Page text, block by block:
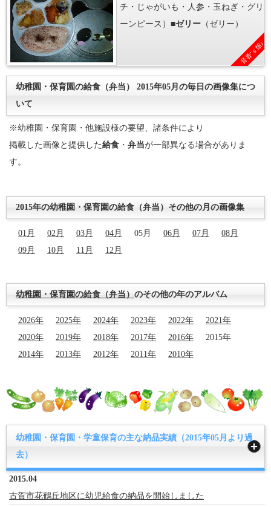
チ・じゃがいも・人参・玉ねぎ・グリ
ーンピース）■ゼリー （ゼリー）
音香’ｓ畑♪
幼稚園・保育園の給食（弁当） 2015年05月の毎日の画像集につ
いて
※幼稚園・保育園・他施設様の要望、諸条件により
掲載した画像と提供した給食 ・ 弁当が一部異なる場合がありま
す。
2015年の幼稚園・保育園の給食（弁当）その他の月の画像集
01月 02月 03月 04月 05月 06月 07月
08月
09月
10月 11月 12月
幼稚園・保育園の給食（弁当） のその他の年のアルバム
2026年 2025年 2024年 2023年 2022年
2021年
2020年
2019年 2018年 2017年 2016年
2015年
2014年
2013年 2012年 2011年 2010年
幼稚園・保育園・学童保育の主な納品実績（2015年05月より過
去）
2015.04
古賀市花鶴丘地区に幼児給食の納品を開始しました